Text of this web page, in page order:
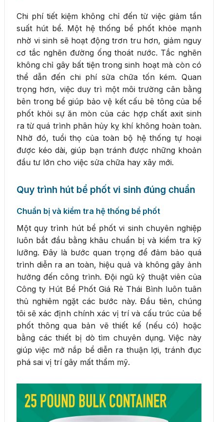
Chi phí tiết kiệm không chỉ đến từ việc giảm tần
suất hút bể. Một hệ thống bể phốt khỏe mạnh
nhờ vi sinh sẽ hoạt động trơn tru hơn, giảm nguy
cơ tắc nghẽn đường ống thoát nước. Tắc nghẽn
không chỉ gây bất tiện trong sinh hoạt mà còn có
thể dẫn đến chi phí sửa chữa tốn kém. Quan
trọng hơn, việc duy trì một môi trường cân bằng
bên trong bể giúp bảo vệ kết cấu bê tông của bể
phốt khỏi sự ăn mòn của các hợp chất axit sinh
ra từ quá trình phân hủy kỵ khí không hoàn toàn.
Nhờ đó, tuổi thọ của toàn bộ hệ thống tự hoại
được kéo dài, giúp bạn tránh được những khoản
đầu tư lớn cho việc sửa chữa hay xây mới.
Quy trình hút bể phốt vi sinh đúng chuẩn
Chuẩn bị và kiểm tra hệ thống bể phốt
Một quy trình hút bể phốt vi sinh chuyên nghiệp
luôn bắt đầu bằng khâu chuẩn bị và kiểm tra kỹ
lưỡng. Đây là bước quan trọng để đảm bảo quá
trình diễn ra an toàn, hiệu quả và không gây ảnh
hưởng đến công trình. Đội ngũ kỹ thuật viên của
Công ty Hút Bể Phốt Giá Rẻ Thái Bình luôn tuân
thủ nghiêm ngặt các bước này. Đầu tiên, chúng
tôi sẽ xác định chính xác vị trí và cấu trúc của bể
phốt thông qua bản vẽ thiết kế (nếu có) hoặc
bằng các thiết bị dò tìm chuyên dụng. Việc này
giúp việc mở nắp bể diễn ra thuận lợi, tránh đục
phá sai vị trí gây mất thẩm mỹ.